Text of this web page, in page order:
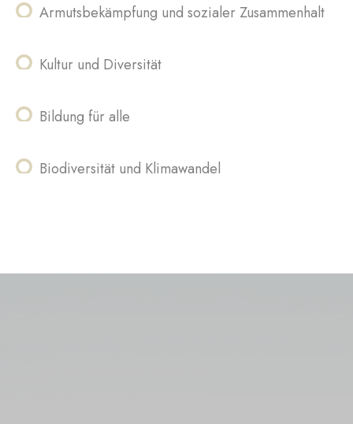
Armutsbekämpfung und sozialer Zusammenhalt
Kultur und Diversität
Bildung für alle
Biodiversität und Klimawandel